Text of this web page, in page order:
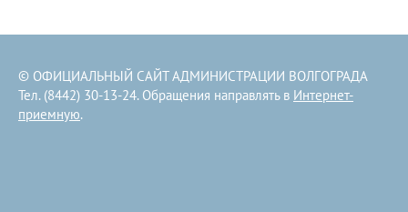
© ОФИЦИАЛЬНЫЙ САЙТ АДМИНИСТРАЦИИ ВОЛГОГРАДА
Тел. (8442) 30-13-24. Обращения направлять в Интернет-
приемную.